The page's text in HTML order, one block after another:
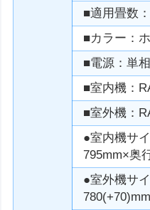
■適用畳数
■カラー：
■電源：単
■室内機：
■室外機：
●室内機サ
795mm×奥
●室外機サ